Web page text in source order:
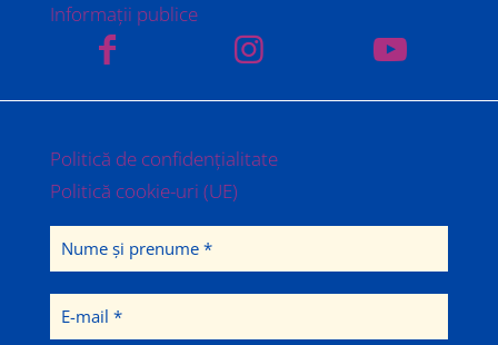
Informații publice
Politică de confidențialitate
Politică cookie-uri (UE)